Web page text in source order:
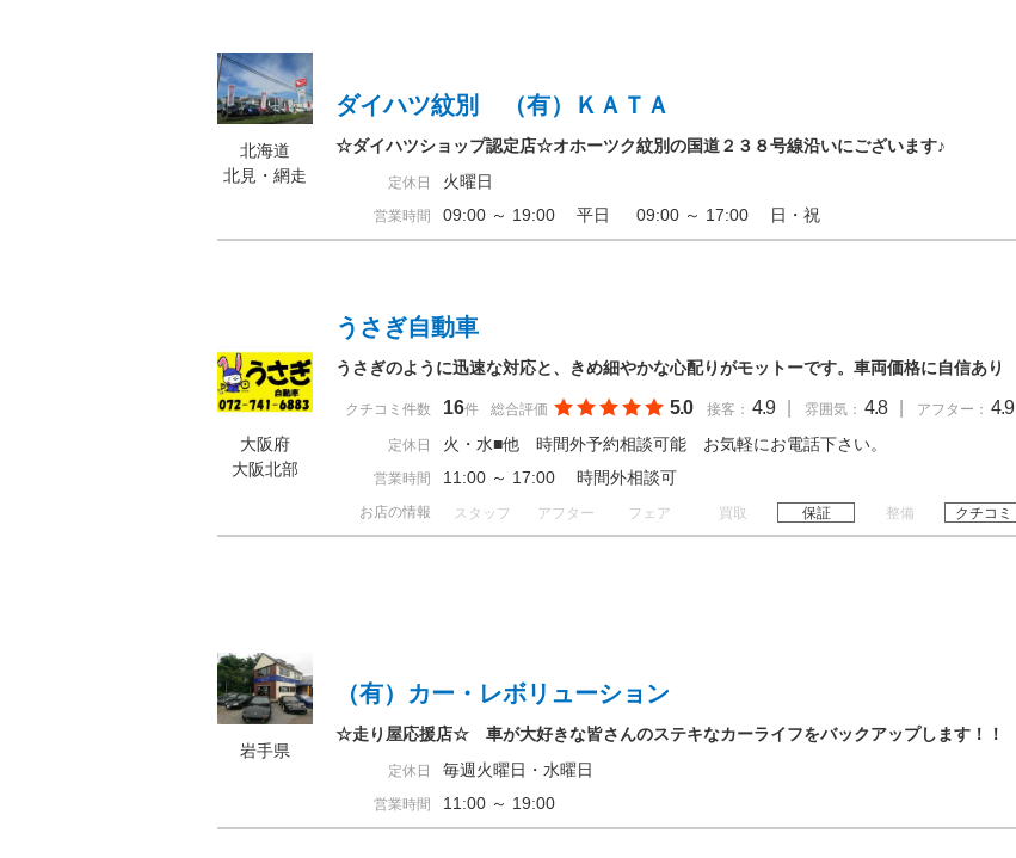
北海道
北見・網走
ダイハツ紋別 （有）ＫＡＴＡ
☆ダイハツショップ認定店☆オホーツク紋別の国道２３８号線沿いにございます♪
定休日 火曜日
営業時間 09:00 ～ 19:00 平日 09:00 ～ 17:00 日・祝
大阪府
大阪北部
うさぎ自動車
うさぎのように迅速な対応と、きめ細やかな心配りがモットーです。車両価格に自信あり
クチコミ件数 16件 総合評価 5.0 接客： 4.9 雰囲気： 4.8 アフター： 4.9
定休日 火・水■他 時間外予約相談可能 お気軽にお電話下さい。
営業時間 11:00 ～ 17:00 時間外相談可
お店の情報 スタッフ アフター フェア 買取 保証 整備 クチコミ
岩手県
（有）カー・レボリューション
☆走り屋応援店☆ 車が大好きな皆さんのステキなカーライフをバックアップします！！
定休日 毎週火曜日・水曜日
営業時間 11:00 ～ 19:00